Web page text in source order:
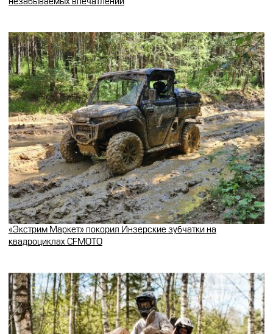
«Экстрим Маркет» покорил Инзерские зубчатки на
квадроциклах CFMOTO